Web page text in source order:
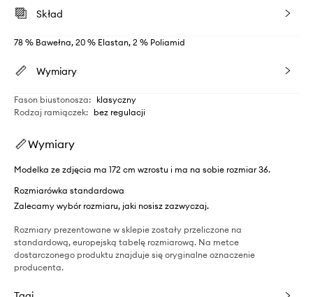
Skład
78 % Bawełna, 20 % Elastan, 2 % Poliamid
Wymiary
Fason biustonosza: klasyczny
Rodzaj ramiączek: bez regulacji
Wymiary
Modelka ze zdjęcia ma 172 cm wzrostu i ma na sobie rozmiar 36.
Rozmiarówka standardowa
Zalecamy wybór rozmiaru, jaki nosisz zazwyczaj.
Rozmiary prezentowane w sklepie zostały przeliczone na
standardową, europejską tabelę rozmiarową. Na metce
dostarczonego produktu znajduje się oryginalne oznaczenie
producenta.